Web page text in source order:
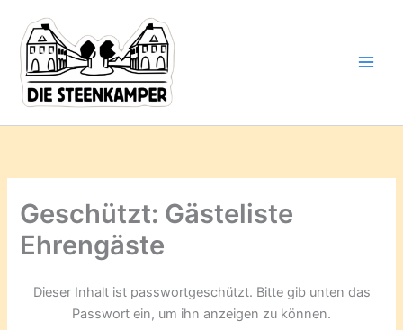
Inhalt
springen
Geschützt: Gästeliste
Ehrengäste
Dieser Inhalt ist passwortgeschützt. Bitte gib unten das
Passwort ein, um ihn anzeigen zu können.
deine
Mail-
Adresse
ein ...